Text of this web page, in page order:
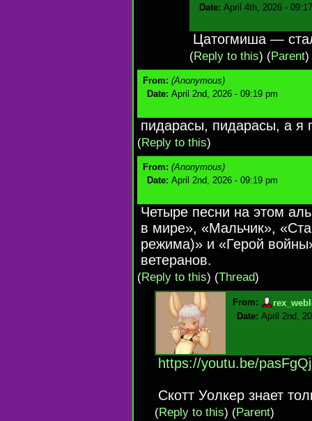
Date: April 4th, 2026 -
Цатогмиша —
(Reply to this) (Parent)
From: (Anonymous)
Date: April 2nd, 2026 - 09:19 pm
пидарасы, пидарасы, а я
(Reply to this)
From: (Anonymous)
Date: April 2nd, 2026 - 09:19 pm
Четыре песни на этом
в мире», «Мальчик»,
режима)» и «Герой
ветеранов.
(Reply to this) (Thread)
From:
Date: April 2nd,
https://youtu.be/
Cкотт Уолкер знает
(Reply to this) (Parent)